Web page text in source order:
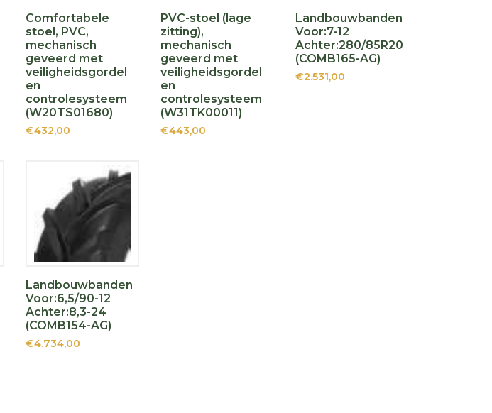
Comfortabele
stoel, PVC,
mechanisch
geveerd met
veiligheidsgordel
en
controlesysteem
(W20TS01680)
€432,00
PVC-stoel (lage
zitting),
mechanisch
geveerd met
veiligheidsgordel
en
controlesysteem
(W31TK00011)
€443,00
Landbouwbanden
Voor:7-12
Achter:280/85R20
(COMB165-AG)
€2.531,00
Landbouwbanden
Voor:6,5/90-12
Achter:8,3-24
(COMB154-AG)
€4.734,00